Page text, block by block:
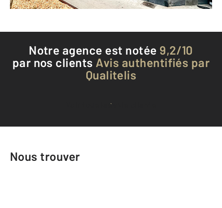
Notre agence est notée 9,2/10
par nos clients Avis authentifiés par
Qualitelis
Voir tous les avis clients
Nous trouver